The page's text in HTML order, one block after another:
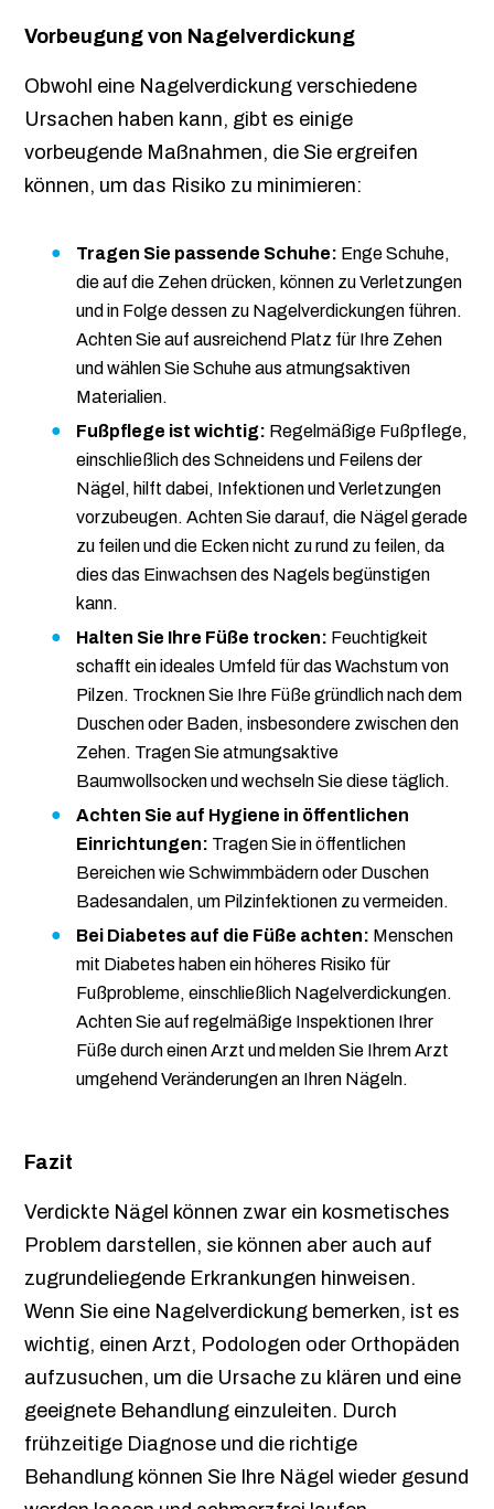
Vorbeugung von Nagelverdickung
Obwohl eine Nagelverdickung verschiedene
Ursachen haben kann, gibt es einige
vorbeugende Maßnahmen, die Sie ergreifen
können, um das Risiko zu minimieren:
Tragen Sie passende Schuhe: Enge Schuhe,
die auf die Zehen drücken, können zu Verletzungen
und in Folge dessen zu Nagelverdickungen führen.
Achten Sie auf ausreichend Platz für Ihre Zehen
und wählen Sie Schuhe aus atmungsaktiven
Materialien.
Fußpflege ist wichtig: Regelmäßige Fußpflege,
einschließlich des Schneidens und Feilens der
Nägel, hilft dabei, Infektionen und Verletzungen
vorzubeugen. Achten Sie darauf, die Nägel gerade
zu feilen und die Ecken nicht zu rund zu feilen, da
dies das Einwachsen des Nagels begünstigen
kann.
Halten Sie Ihre Füße trocken: Feuchtigkeit
schafft ein ideales Umfeld für das Wachstum von
Pilzen. Trocknen Sie Ihre Füße gründlich nach dem
Duschen oder Baden, insbesondere zwischen den
Zehen. Tragen Sie atmungsaktive
Baumwollsocken und wechseln Sie diese täglich.
Achten Sie auf Hygiene in öffentlichen
Einrichtungen: Tragen Sie in öffentlichen
Bereichen wie Schwimmbädern oder Duschen
Badesandalen, um Pilzinfektionen zu vermeiden.
Bei Diabetes auf die Füße achten: Menschen
mit Diabetes haben ein höheres Risiko für
Fußprobleme, einschließlich Nagelverdickungen.
Achten Sie auf regelmäßige Inspektionen Ihrer
Füße durch einen Arzt und melden Sie Ihrem Arzt
umgehend Veränderungen an Ihren Nägeln.
Fazit
Verdickte Nägel können zwar ein kosmetisches
Problem darstellen, sie können aber auch auf
zugrundeliegende Erkrankungen hinweisen.
Wenn Sie eine Nagelverdickung bemerken, ist es
wichtig, einen Arzt, Podologen oder Orthopäden
aufzusuchen, um die Ursache zu klären und eine
geeignete Behandlung einzuleiten. Durch
frühzeitige Diagnose und die richtige
Behandlung können Sie Ihre Nägel wieder gesund